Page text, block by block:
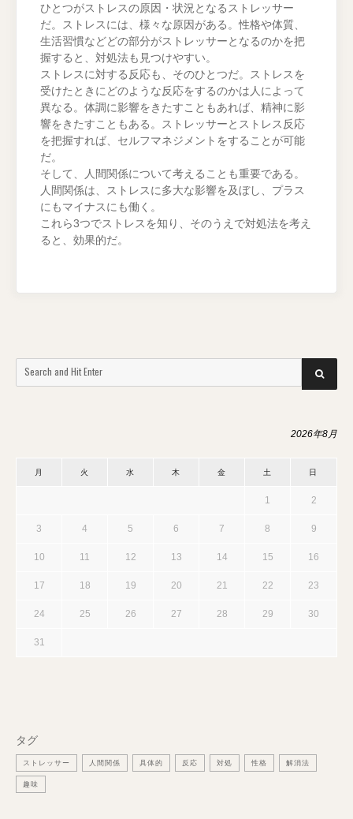
ひとつがストレスの原因・状況となるストレッサー
だ。ストレスには、様々な原因がある。性格や体質、
生活習慣などどの部分がストレッサーとなるのかを把
握すると、対処法も見つけやすい。
ストレスに対する反応も、そのひとつだ。ストレスを
受けたときにどのような反応をするのかは人によって
異なる。体調に影響をきたすこともあれば、精神に影
響をきたすこともある。ストレッサーとストレス反応
を把握すれば、セルフマネジメントをすることが可能
だ。
そして、人間関係について考えることも重要である。
人間関係は、ストレスに多大な影響を及ぼし、プラス
にもマイナスにも働く。
これら3つでストレスを知り、そのうえで対処法を考え
ると、効果的だ。
for:
SEARCH
2026年8月
月 火 水 木 金 土 日
1 2
3 4 5 6 7 8 9
10 11 12 13 14 15 16
17 18 19 20 21 22 23
24 25 26 27 28 29 30
31
タグ
ストレッサー 人間関係 具体的 反応 対処 性格 解消法
趣味